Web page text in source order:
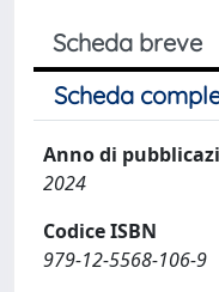
Scheda breve
Scheda
Anno di
2024
Codice ISBN
979-12-5568-106-9